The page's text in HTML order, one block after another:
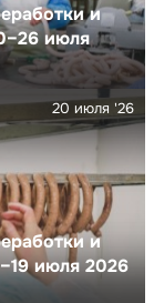
и
июля
и
июля 2026
20 июля '26